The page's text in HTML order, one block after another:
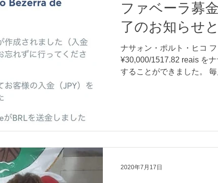
ファベーラ募
了のお知らせ
ナサォン・ポルト・ヒコ
¥30,000/1517.82 reais を
することができました。
2020年7月17日